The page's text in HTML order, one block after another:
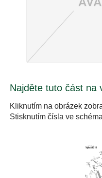
Najděte tuto část na
Kliknutím na obrázek
Stisknutím čísla ve